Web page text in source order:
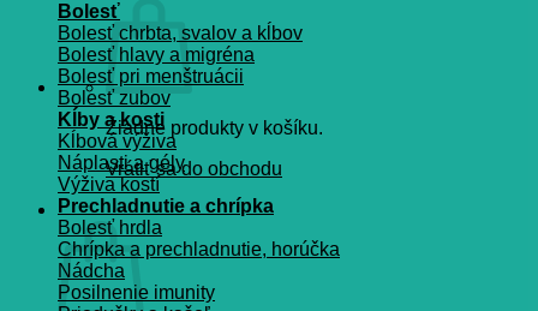
Žiadne produkty v košíku.
Vrátiť sa do obchodu
Košík
Bolesť
Bolesť chrbta, svalov a kĺbov
Bolesť hlavy a migréna
Bolesť pri menštruácii
Bolesť zubov
Kĺby a kosti
Kĺbová výživa
Náplasti a gély
Výživa kostí
Prechladnutie a chrípka
Bolesť hrdla
Chrípka a prechladnutie, horúčka
Nádcha
Posilnenie imunity